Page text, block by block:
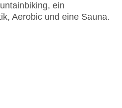
ein
Aerobic und eine Sauna.